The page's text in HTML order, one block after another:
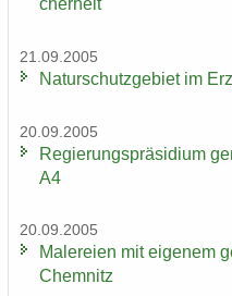
cher­heit
21.09.2005
Na­tur­schutz­ge­biet im
20.09.2005
Re­gie­rungs­prä­si­di­um
A4
20.09.2005
Ma­le­rei­en mit ei­ge­nem
Chem­nitz